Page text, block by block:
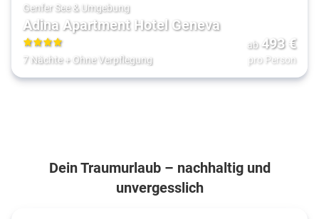
Genfer See & Umgebung
Adina Apartment Hotel Geneva
4
7 Nächte+ Ohne Verpflegung
ab 493€
pro Person
Dein Traumurlaub – nachhaltig und
unvergesslich